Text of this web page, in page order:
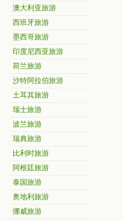
澳大利亚旅游
西班牙旅游
墨西哥旅游
印度尼西亚旅游
荷兰旅游
沙特阿拉伯旅游
土耳其旅游
瑞士旅游
波兰旅游
瑞典旅游
比利时旅游
阿根廷旅游
泰国旅游
奥地利旅游
挪威旅游